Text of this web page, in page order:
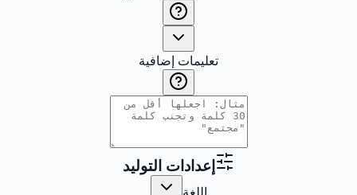
تعليمات إضافية
إعدادات التوليد